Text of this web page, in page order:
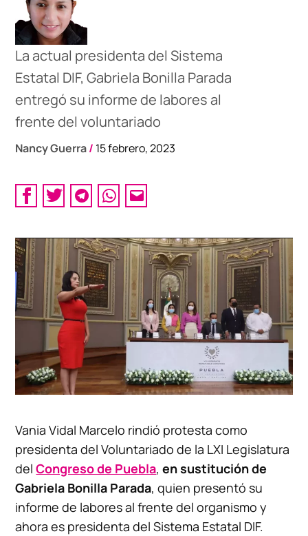
La actual presidenta del Sistema
Estatal DIF, Gabriela Bonilla Parada
entregó su informe de labores al
frente del voluntariado
Nancy Guerra/ 15 febrero, 2023
Vania Vidal Marcelo rindió protesta como
presidenta del Voluntariado de la LXI Legislatura
delCongreso de Puebla,en sustitución de
Gabriela Bonilla Parada, quien presentó su
informe de labores al frente del organismo y
ahora es presidenta del Sistema Estatal DIF.